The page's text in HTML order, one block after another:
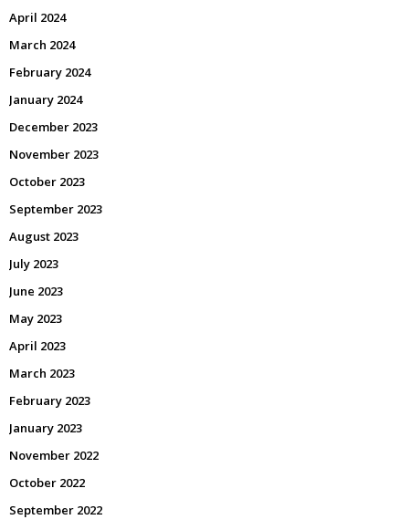
April 2024
March 2024
February 2024
January 2024
December 2023
November 2023
October 2023
September 2023
August 2023
July 2023
June 2023
May 2023
April 2023
March 2023
February 2023
January 2023
November 2022
October 2022
September 2022